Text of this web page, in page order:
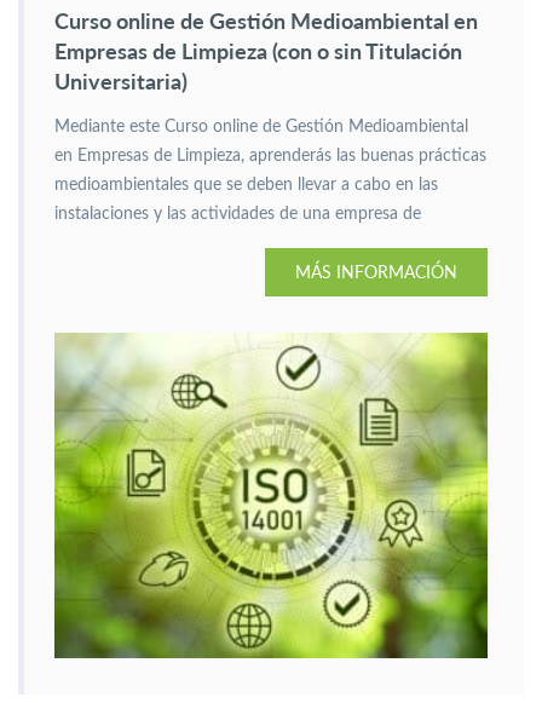
Curso online de Gestión Medioambiental en
Empresas de Limpieza (con o sin Titulación
Universitaria)
Mediante este Curso online de Gestión Medioambiental
en Empresas de Limpieza, aprenderás las buenas prácticas
medioambientales que se deben llevar a cabo en las
instalaciones y las actividades de una empresa de
MÁS INFORMACIÓN